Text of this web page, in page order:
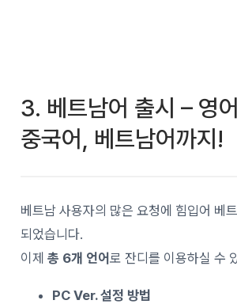
3. 베트남어 출시 – 영
중국어, 베트남어까지!
베트남 사용자의 많은 요청에 힘입어 베
되었습니다.
이제 총 6개 언어로 잔디를 이용하실 수
PC Ver. 설정 방법